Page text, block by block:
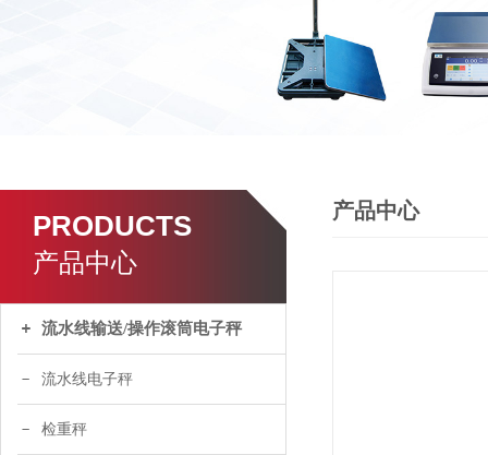
PRODUCTS
产品中心
流水线输送/操作滚筒电子秤
流水线电子秤
检重秤
产品中心